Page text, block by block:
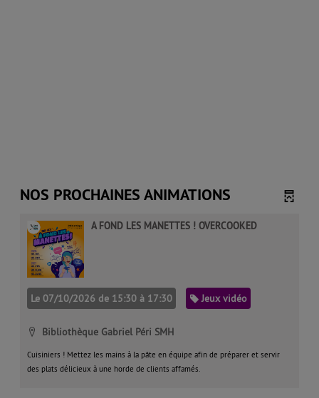
NOS PROCHAINES ANIMATIONS
A FOND LES MANETTES ! OVERCOOKED
Le 07/10/2026 de 15:30 à 17:30 Catégorie
Jeux vidéo
Localisation
Bibliothèque Gabriel Péri SMH
Cuisiniers ! Mettez les mains à la pâte en équipe afin de préparer et servir
des plats délicieux à une horde de clients affamés.